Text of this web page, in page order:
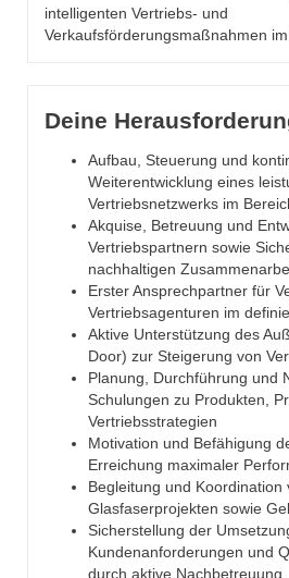
intelligenten Vertriebs- und
Verkaufsförderungsmaßnahmen
Deine
Aufbau, Steuerung und
Weiterentwicklung eines
Vertriebsnetzwerks im
Akquise, Betreuung und
Vertriebspartnern sowie
nachhaltigen
Erster Ansprechpartner für
Vertriebsagenturen im
Aktive Unterstützung des
Door) zur Steigerung von
Planung, Durchführung und
Schulungen zu Produkten,
Vertriebsstrategien
Motivation und Befähigung
Erreichung maximaler
Begleitung und Koordination
Glasfaserprojekten sowie
Sicherstellung der
Kundenanforderungen und
durch aktive Nachbetreuung